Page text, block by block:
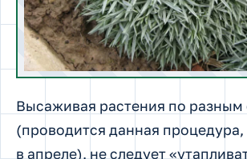
Высаживая растения по разным
(проводится данная процедура,
в апреле), не следует